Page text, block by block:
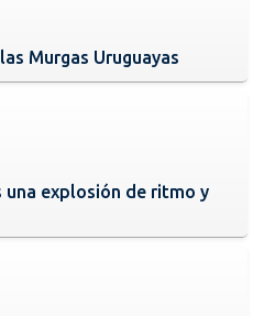
Murgas Uruguayas
una explosión de ritmo y